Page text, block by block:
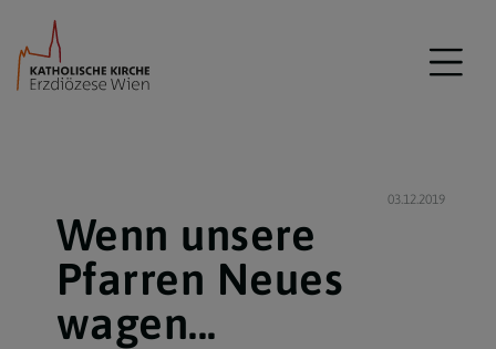
03.12.2019
Wenn unsere
Pfarren Neues
wagen...